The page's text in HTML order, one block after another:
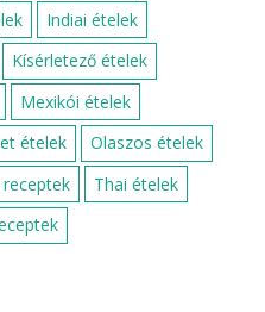
Indiai ételek
Kísérletező ételek
Mexikói ételek
ételek
Olaszos ételek
Thai ételek